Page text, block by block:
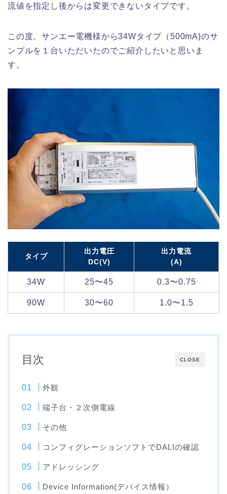
流値を指定し後からは変更できないタイプです。
この度、サンエー電機様から34Wタイプ（500mA)のサ
ンプルを１台いただいたのでご紹介したいと思いま
す。
タイプ
出力電圧
DC(V)
出力電流
(A)
34W 25〜45 0.3〜0.75
90W 30〜60 1.0〜1.5
CLOSE
目次
外観
端子台・２次側電線
その他
コンフィグレーションソフトでDALIの確認
アドレッシング
Device Information(デバイス情報）